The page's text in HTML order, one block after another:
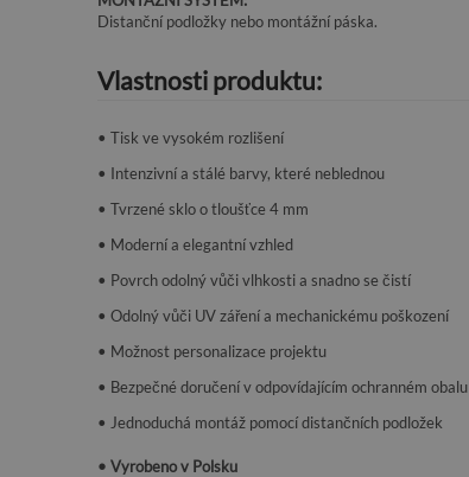
Distanční podložky nebo montážní páska.
Vlastnosti produktu:
• Tisk ve vysokém rozlišení
• Intenzivní a stálé barvy, které neblednou
• Tvrzené sklo o tloušťce 4 mm
• Moderní a elegantní vzhled
• Povrch odolný vůči vlhkosti a snadno se čistí
• Odolný vůči UV záření a mechanickému poškození
• Možnost personalizace projektu
• Bezpečné doručení v odpovídajícím ochranném obalu
• Jednoduchá montáž pomocí distančních podložek
• Vyrobeno v Polsku